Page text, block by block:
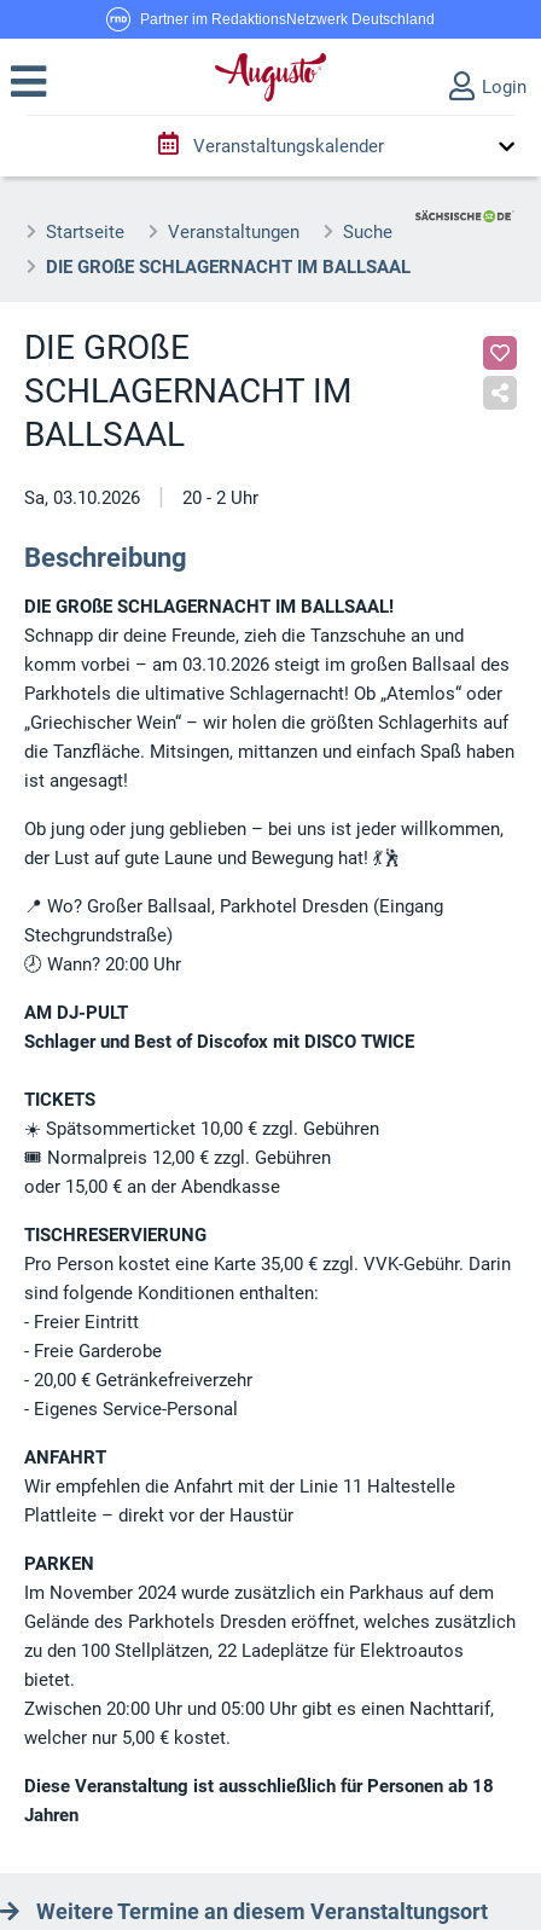
Partner im RedaktionsNetzwerk Deutschland
Login
Veranstaltungskalender
Startseite Veranstaltungen
Suche
DIE GROßE SCHLAGERNACHT IM BALLSAAL
DIE GROßE
SCHLAGERNACHT IM
BALLSAAL
Sa, 03.10.2026 | 20 - 2 Uhr
Beschreibung
DIE GROßE SCHLAGERNACHT IM BALLSAAL!
Schnapp dir deine Freunde, zieh die Tanzschuhe an und
komm vorbei – am 03.10.2026 steigt im großen Ballsaal des
Parkhotels die ultimative Schlagernacht! Ob „Atemlos“ oder
„Griechischer Wein“ – wir holen die größten Schlagerhits auf
die Tanzfläche. Mitsingen, mittanzen und einfach Spaß haben
ist angesagt!
Ob jung oder jung geblieben – bei uns ist jeder willkommen,
der Lust auf gute Laune und Bewegung hat! 💃🕺
📍 Wo? Großer Ballsaal, Parkhotel Dresden (Eingang
Stechgrundstraße)
🕗 Wann? 20:00 Uhr
AM DJ-PULT
Schlager und Best of Discofox mit DISCO TWICE
TICKETS
☀️ Spätsommerticket 10,00 € zzgl. Gebühren
🎟️ Normalpreis 12,00 € zzgl. Gebühren
oder 15,00 € an der Abendkasse
TISCHRESERVIERUNG
Pro Person kostet eine Karte 35,00 € zzgl. VVK-Gebühr. Darin
sind folgende Konditionen enthalten:
- Freier Eintritt
- Freie Garderobe
- 20,00 € Getränkefreiverzehr
- Eigenes Service-Personal
ANFAHRT
Wir empfehlen die Anfahrt mit der Linie 11 Haltestelle
Plattleite – direkt vor der Haustür
PARKEN
Im November 2024 wurde zusätzlich ein Parkhaus auf dem
Gelände des Parkhotels Dresden eröffnet, welches zusätzlich
zu den 100 Stellplätzen, 22 Ladeplätze für Elektroautos
bietet.
Zwischen 20:00 Uhr und 05:00 Uhr gibt es einen Nachttarif,
welcher nur 5,00 € kostet.
Diese Veranstaltung ist ausschließlich für Personen ab 18
Jahren
Weitere Termine an diesem Veranstaltungsort